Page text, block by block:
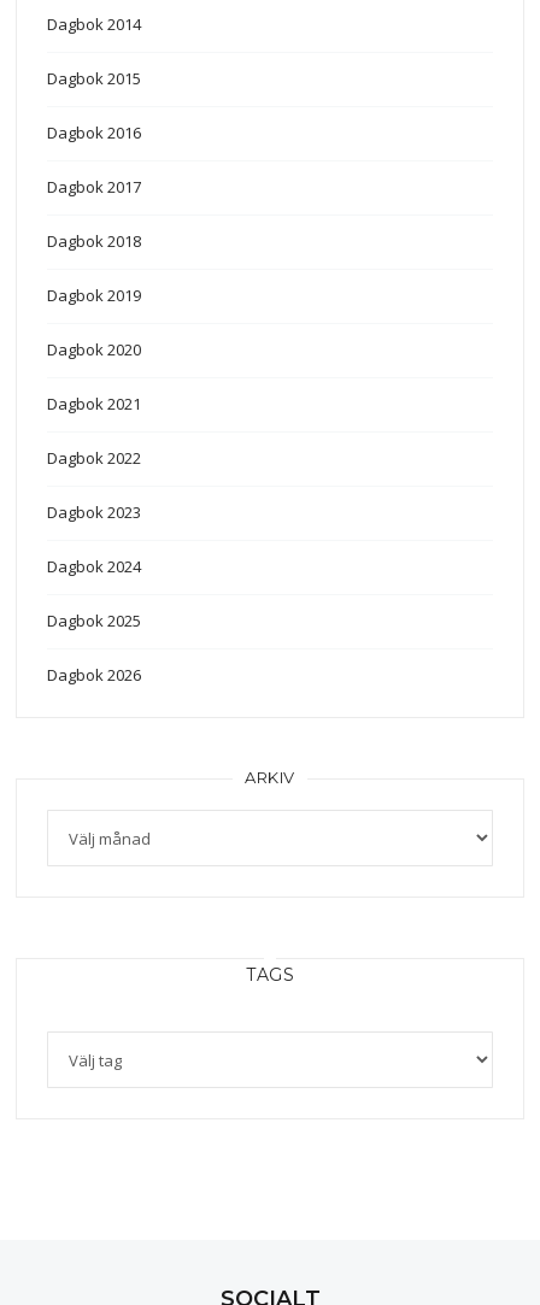
Dagbok 2014
Dagbok 2015
Dagbok 2016
Dagbok 2017
Dagbok 2018
Dagbok 2019
Dagbok 2020
Dagbok 2021
Dagbok 2022
Dagbok 2023
Dagbok 2024
Dagbok 2025
Dagbok 2026
ARKIV
TAGS
SOCIALT